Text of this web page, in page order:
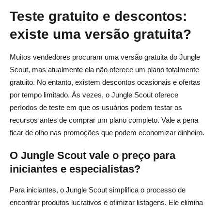
Teste gratuito e descontos:
existe uma versão gratuita?
Muitos vendedores procuram uma versão gratuita do Jungle
Scout, mas atualmente ela não oferece um plano totalmente
gratuito. No entanto, existem descontos ocasionais e ofertas
por tempo limitado. Às vezes, o Jungle Scout oferece
períodos de teste em que os usuários podem testar os
recursos antes de comprar um plano completo. Vale a pena
ficar de olho nas promoções que podem economizar dinheiro.
O Jungle Scout vale o preço para
iniciantes e especialistas?
Para iniciantes, o Jungle Scout simplifica o processo de
encontrar produtos lucrativos e otimizar listagens. Ele elimina